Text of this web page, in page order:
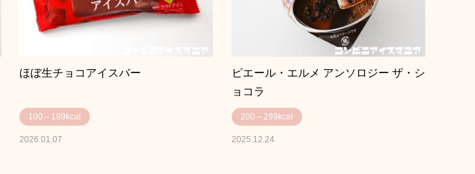
ほぼ生チョコアイスバー
100～199kcal
2026.01.07
ピエール・エルメ アンソロジー ザ・シ
ョコラ
200～299kcal
2025.12.24